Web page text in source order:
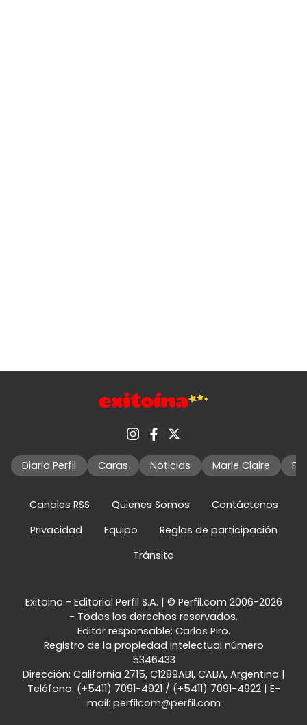
Diario Perfil Caras Noticias Marie Claire
Canales RSS Quienes Somos
Contáctenos
Privacidad
Equipo
Reglas de participación
Tránsito
Exitoina - Editorial Perfil S.A. | © Perfil.com 2006-2026
- Todos los derechos reservados.
Editor responsable: Carlos Piro.
Registro de la propiedad intelectual número
5346433
Dirección: California 2715, C1289ABI, CABA, Argentina |
Teléfono: (+5411) 7091-4921 / (+5411) 7091-4922| E-
mail: perfilcom@perfil.com